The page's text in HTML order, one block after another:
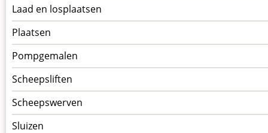
Laad en losplaatsen
Plaatsen
Pompgemalen
Scheepsliften
Scheepswerven
Sluizen